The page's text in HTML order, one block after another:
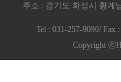
주소 : 경기도 화성시 황계
Tel : 031-257-9090/ Fax
Copyright